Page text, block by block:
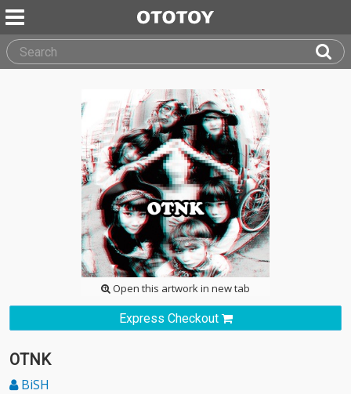
Open this artwork in new tab
Express Checkout
OTNK
BiSH